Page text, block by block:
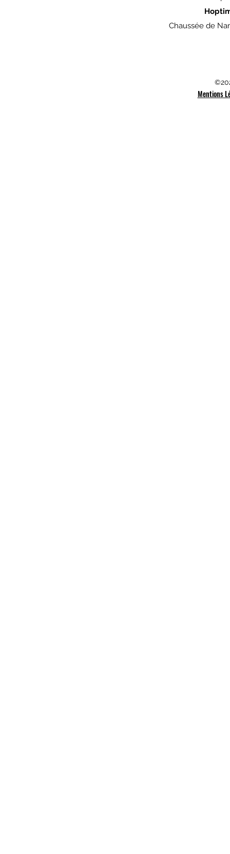
Chaussée de
Mentions